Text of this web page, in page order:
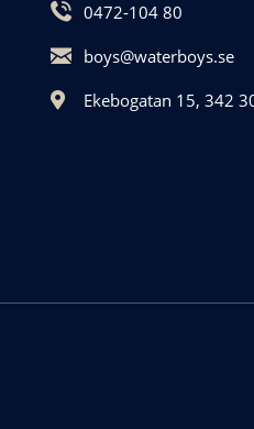
0472-104 80
boys@waterboys.se
Ekebogatan 15, 342